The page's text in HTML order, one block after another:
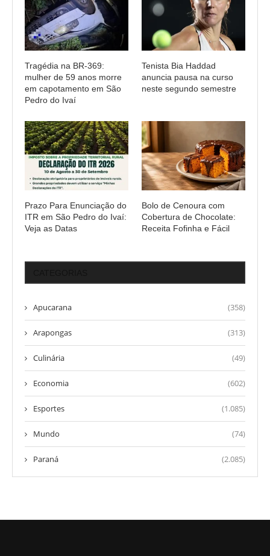
Tragédia na BR-369:
mulher de 59 anos morre
em capotamento em São
Pedro do Ivaí
Tenista Bia Haddad
anuncia pausa na curso
neste segundo semestre
Prazo Para Enunciação do
ITR em São Pedro do Ivaí:
Veja as Datas
Bolo de Cenoura com
Cobertura de Chocolate:
Receita Fofinha e Fácil
Apucarana (358)
Arapongas (313)
Culinária (49)
Economia (602)
Esportes (1.085)
Mundo (74)
Paraná (2.085)